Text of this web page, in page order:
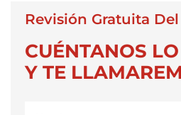
Revisión Gratuita Del
CUÉNTANOS
Y TE